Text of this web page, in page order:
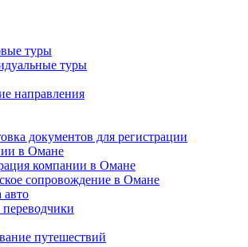
туры
туры
направления
документов для регистрации
в Омане
компании в Омане
сопровождение в Омане
авто
путешествий